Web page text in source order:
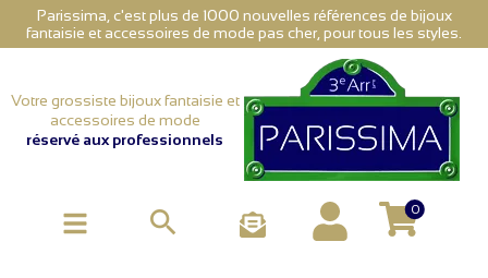
Parissima, c'est plus de 1000 nouvelles références de bijoux
fantaisie et accessoires de mode pas cher, pour tous les styles.
Votre grossiste bijoux fantaisie et
accessoires de mode
réservé aux professionnels
 0